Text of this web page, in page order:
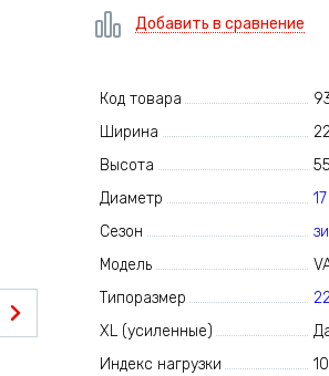
Добавить в сравнение
Код товара
Ширина
Высота
55
Диаметр
17
Сезон
Модель
Типоразмер
XL (усиленные)
Индекс нагрузки